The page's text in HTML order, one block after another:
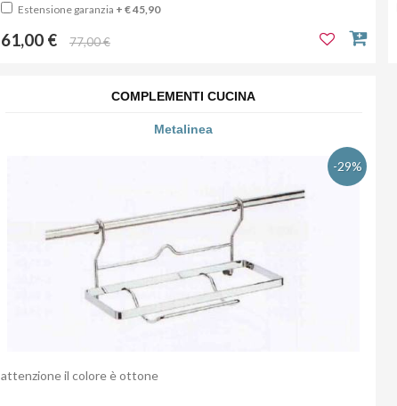
Estensione garanzia + € 45,90
61,00 € 77,00 €
COMPLEMENTI CUCINA
Metalinea
-29%
attenzione il colore è ottone